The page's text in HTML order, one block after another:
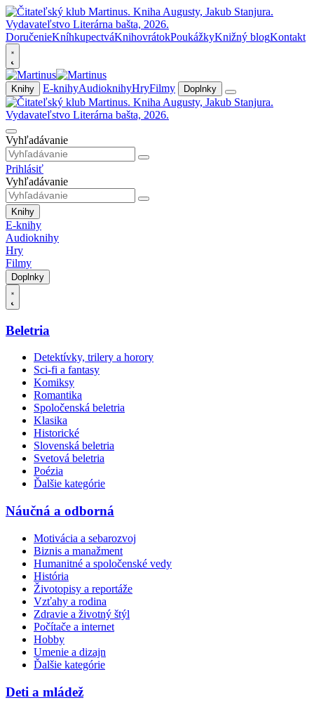
DoručenieKníhkupectváKnihovrátokPoukážkyKnižný blogKontakt
Knihy E-knihyAudioknihyHryFilmy Doplnky
Vyhľadávanie
Prihlásiť
Vyhľadávanie
Knihy
E-knihy
Audioknihy
Hry
Filmy
Doplnky
Beletria
Detektívky, trilery a horory
Sci-fi a fantasy
Komiksy
Romantika
Spoločenská beletria
Klasika
Historické
Slovenská beletria
Svetová beletria
Poézia
Ďalšie kategórie
Náučná a odborná
Motivácia a sebarozvoj
Biznis a manažment
Humanitné a spoločenské vedy
História
Životopisy a reportáže
Vzťahy a rodina
Zdravie a životný štýl
Počítače a internet
Hobby
Umenie a dizajn
Ďalšie kategórie
Deti a mládež